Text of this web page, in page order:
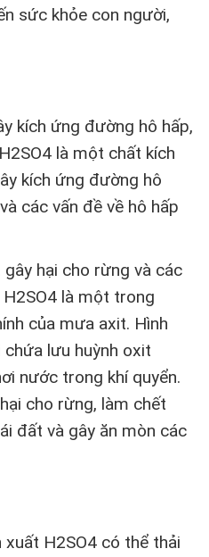
sức khỏe con người,
kích ứng đường hô hấp,
là một chất kích
kích ứng đường hô
các vấn đề về hô hấp
hại cho rừng và các
là một trong
của mưa axit. Hình
chứa lưu huỳnh oxit
nước trong khí quyển.
cho rừng, làm chết
đất và gây ăn mòn các
H2SO4 có thể thải